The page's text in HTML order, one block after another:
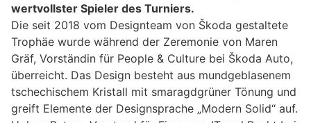
wertvollster Spieler des Turniers.
Die seit 2018 vom Designteam von Škoda gestaltete
Trophäe wurde während der Zeremonie von Maren
Gräf, Vorständin für People & Culture bei Škoda Auto,
überreicht. Das Design besteht aus mundgeblasenem
tschechischem Kristall mit smaragdgrüner Tönung und
greift Elemente der Designsprache „Modern Solid“ auf.